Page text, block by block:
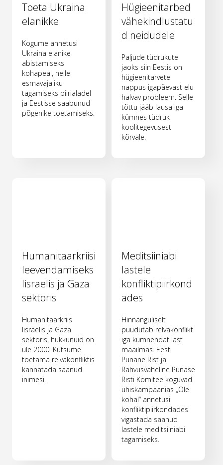
Toeta Ukraina
elanikke
Kogume annetusi
Ukraina elanike
abistamiseks
kohapeal, neile
esmavajaliku
tagamiseks piirialadel
ja Eestisse saabunud
põgenike toetamiseks.
Hügieenitarbed
vähekindlustatu
d neidudele
Paljude tüdrukute
jaoks siin Eestis on
hügieenitarvete
nappus igapäevast elu
halvav probleem. Selle
tõttu jääb lausa iga
kümnes tüdruk
koolitegevusest
kõrvale.
Humanitaarkriisi
leevendamiseks
Iisraelis ja Gaza
sektoris
Humanitaarkriis
Iisraelis ja Gaza
sektoris, hukkunuid on
üle 2000. Kutsume
toetama relvakonfliktis
kannatada saanud
inimesi.
Meditsiiniabi
lastele
konfliktipiirkond
ades
Hinnanguliselt
puudutab relvakonflikt
iga kümnendat last
maailmas. Eesti
Punane Rist ja
Rahvusvaheline Punase
Risti Komitee koguvad
ühiskampaanias „Ole
kohal“ annetusi
konfliktipiirkondades
vigastada saanud
lastele meditsiiniabi
tagamiseks.